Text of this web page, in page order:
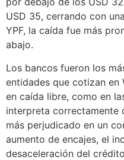
USD 35, cerrando con
YPF, la caída fue más
abajo.
Los bancos fueron los
entidades que cotizan en
en caída libre, como en
interpreta correctamente
más perjudicado en un
aumento de encajes, el
desaceleración del